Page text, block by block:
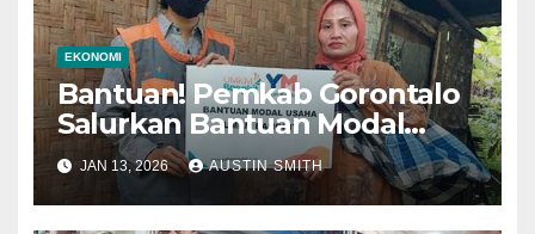
EKONOMI
Bantuan! Pemkab Gorontalo
Salurkan Bantuan Modal
Usaha Untuk Ratusan
Pedagang Pasar Limboto!
JAN 13, 2026 AUSTIN SMITH